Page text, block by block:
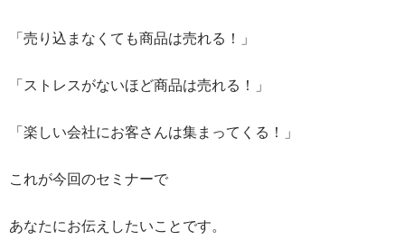
「売り込まなくても商品は売れる！」
「ストレスがないほど商品は売れる！」
「楽しい会社にお客さんは集まってくる！」
これが今回のセミナーで
あなたにお伝えしたいことです。